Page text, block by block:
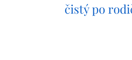
čistý po